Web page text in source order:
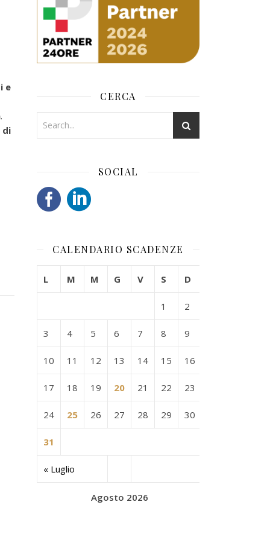
e
.
CERCA
SOCIAL
CALENDARIO SCADENZE
Agosto 2026
L M M G V S D
« Luglio
1 2
3 4 5 6 7 8 9
10 11 12 13 14 15 16
17 18 19 20 21 22 23
24 25 26 27 28 29 30
31